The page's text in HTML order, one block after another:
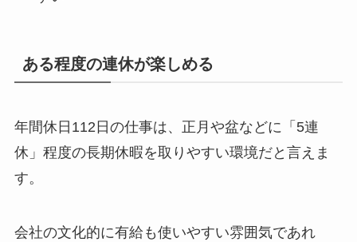
ある程度の連休が楽しめる
年間休日112日の仕事は、正月や盆などに「5連
休」程度の長期休暇を取りやすい環境だと言えま
す。
会社の文化的に有給も使いやすい雰囲気であれ